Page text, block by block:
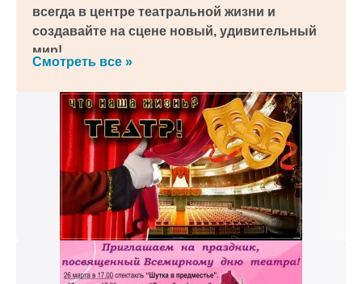
всегда в центре театральной жизни и
создавайте на сцене новый, удивительный
мир!
Смотреть все »